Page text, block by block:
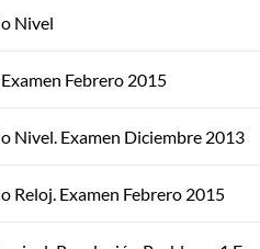
Nivel
Febrero 2015
Nivel. Examen Diciembre 2013
Reloj. Examen Febrero 2015